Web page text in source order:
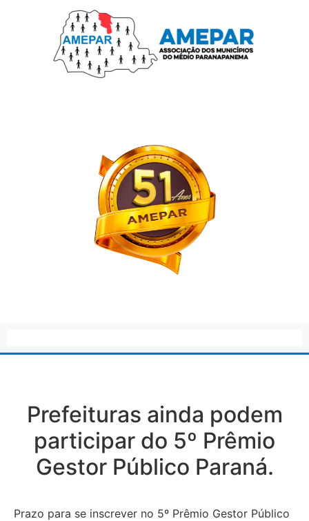
Prefeituras ainda podem
participar do 5º Prêmio
Gestor Público Paraná.
Prazo para se inscrever no 5º Prêmio Gestor Público